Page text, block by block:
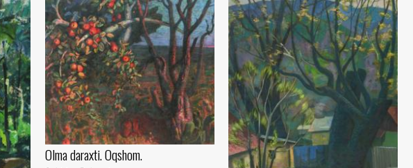
Olma daraxti. Oqshom.